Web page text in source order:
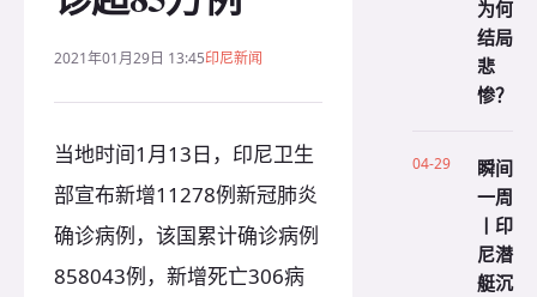
2021年01月29日 13:45印尼新闻
当地时间1月13日，印尼卫生
部宣布新增11278例新冠肺炎
确诊病例，该国累计确诊病例
858043例，新增死亡306病
为何
结局
悲
惨？
04-29
瞬间
一周
丨印
尼潜
艇沉